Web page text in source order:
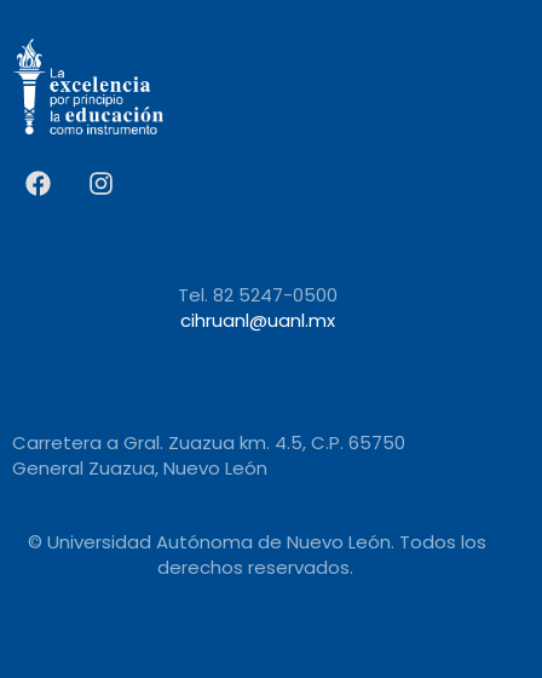
Tel. 82 5247-0500
cihruanl@uanl.mx
Carretera a Gral. Zuazua km. 4.5, C.P. 65750
General Zuazua, Nuevo León
© Universidad Autónoma de Nuevo León. Todos los
derechos reservados.